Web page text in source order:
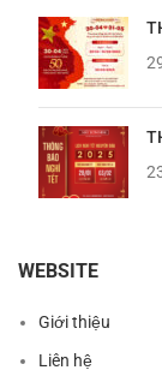
WEBSITE
Giới thiệu
Liên hệ